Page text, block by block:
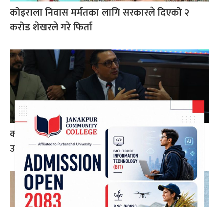
कोइराला निवास मर्मतका लागि सरकारले दिएको २
करोड शेखरले गरे फिर्ता
करदाता प्रोत्साहन कार्यक्रम सफल भए अन्तर्राष्ट्रिय
उदाहरण बन्न सक्छ: अर्थमन्त्री डा. वाग्ले